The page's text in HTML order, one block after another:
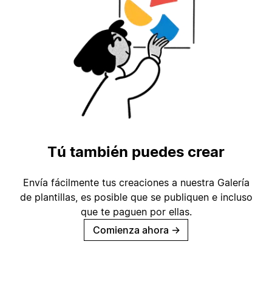
Tú también puedes crear
Envía fácilmente tus creaciones a nuestra Galería
de plantillas, es posible que se publiquen e incluso
que te paguen por ellas.
Comienza ahora →